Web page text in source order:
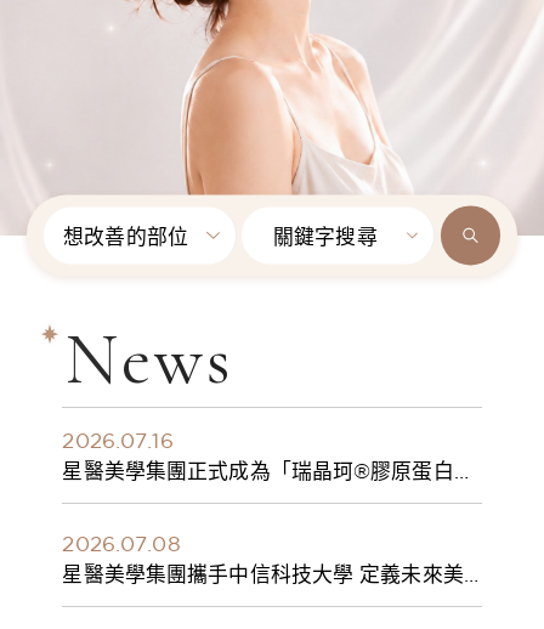
想改善的部位 關鍵字搜尋
News
2026.07.16
星醫美學集團正式成為「瑞晶珂®膠原蛋白植
入劑」台灣獨家總代理
2026.07.08
星醫美學集團攜手中信科技大學 定義未來美
學人才新標準 建構健康美學產學共育模式 串